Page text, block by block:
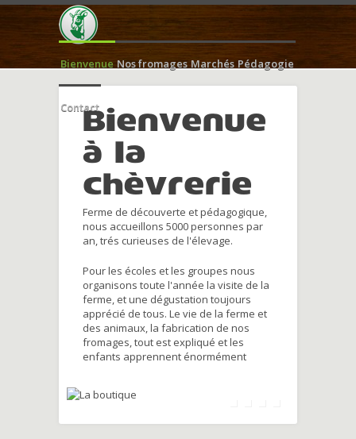
Bienvenue Nos fromages Marchés Pédagogie
ContactBienvenue
à la
chèvrerie
Ferme de découverte et pédagogique,
nous accueillons 5000 personnes par
an, trés curieuses de l'élevage.
Pour les écoles et les groupes nous
organisons toute l'année la visite de la
ferme, et une dégustation toujours
apprécié de tous. Le vie de la ferme et
des animaux, la fabrication de nos
fromages, tout est expliqué et les
enfants apprennent énormément